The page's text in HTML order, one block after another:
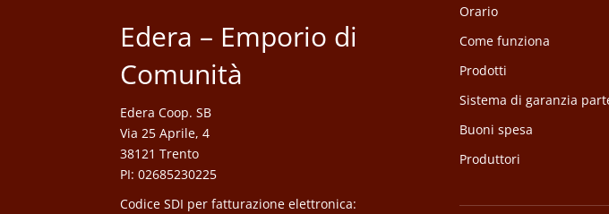
Edera – Emporio di
Comunità
Edera Coop. SB
Via 25 Aprile, 4
38121 Trento
PI: 02685230225
Codice SDI per fatturazione elettronica:
Orario
Come funziona
Prodotti
Sistema di garanzia
Buoni spesa
Produttori